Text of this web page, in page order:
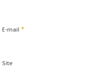
E-mail *
Site